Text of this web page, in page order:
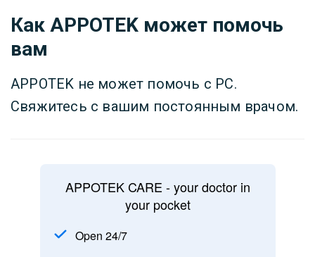
Как APPOTEK может помочь
вам
APPOTEK не может помочь с РС.
Свяжитесь с вашим постоянным врачом.
APPOTEK CARE - your doctor in
your pocket
Open 24/7